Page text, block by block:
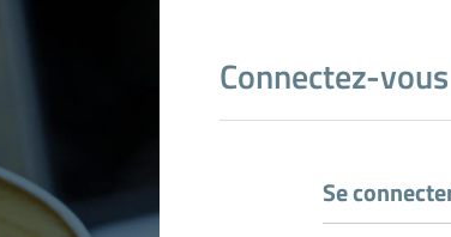
Connectez-
Se